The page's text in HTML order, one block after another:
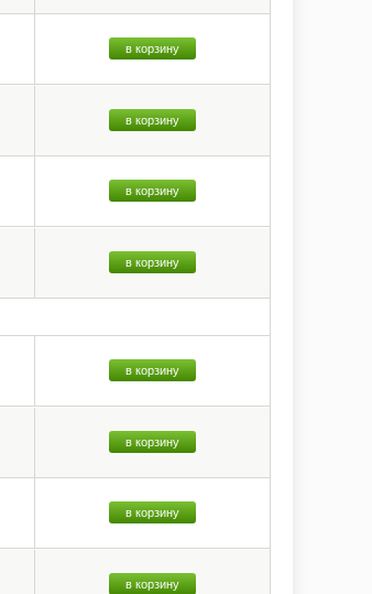
в корзину
в корзину
в корзину
в корзину
в корзину
в корзину
в корзину
в корзину